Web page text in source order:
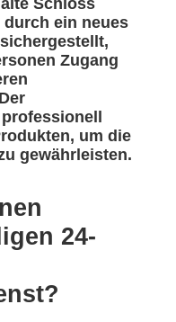
Schloss
ein neues
Zugang
um die
gewährleisten.
24-